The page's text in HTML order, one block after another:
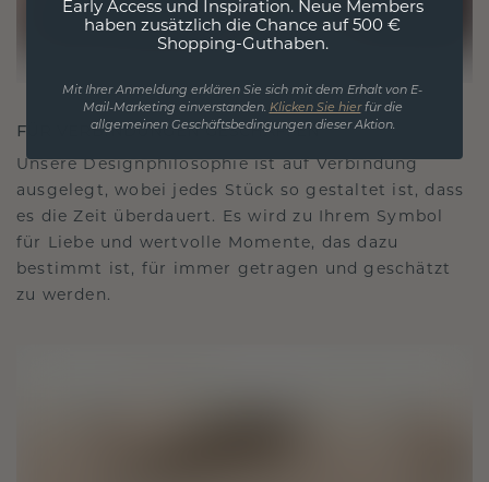
FÜR VERBINDUNGEN GESCHAFFEN
Unsere Designphilosophie ist auf Verbindung
ausgelegt, wobei jedes Stück so gestaltet ist, dass
es die Zeit überdauert. Es wird zu Ihrem Symbol
für Liebe und wertvolle Momente, das dazu
bestimmt ist, für immer getragen und geschätzt
zu werden.
Early Access und Inspiration. Neue Members
haben zusätzlich die Chance auf 500 €
Shopping-Guthaben.
Mit Ihrer Anmeldung erklären Sie sich mit dem Erhalt von E-
Mail-Marketing einverstanden. Klicken Sie hierfür die
allgemeinen Geschäftsbedingungen dieser Aktion.